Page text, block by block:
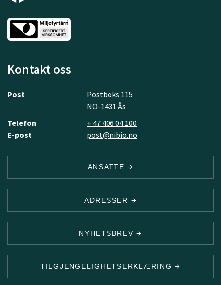
Kontakt oss
Post
Postboks 115
NO-1431 Ås
Telefon
+ 47 406 04 100
E-post
post@nibio.no
ANSATTE
ADRESSER
NYHETSBREV
TILGJENGELIGHETSERKLÆRING